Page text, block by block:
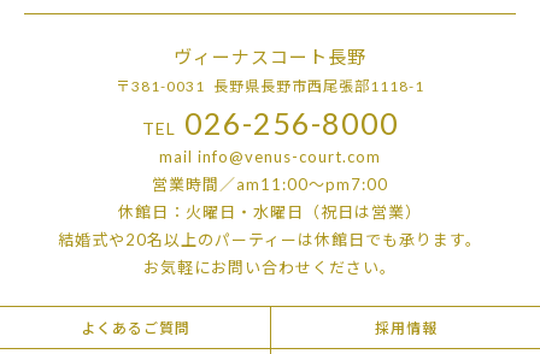
ヴィーナスコート長野
〒381-0031 長野県長野市西尾張部1118-1
TEL 026-256-8000
mail info@venus-court.com
営業時間／am11:00〜pm7:00
休館日：火曜日・水曜日（祝日は営業）
結婚式や20名以上のパーティーは休館日でも承ります。
お気軽にお問い合わせください。
よくあるご質問 採用情報